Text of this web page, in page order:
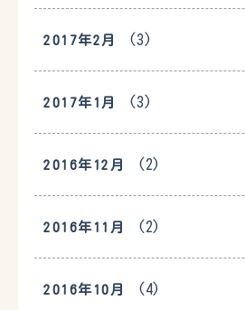
2017年2月 (3)
2017年1月 (3)
2016年12月 (2)
2016年11月 (2)
2016年10月 (4)